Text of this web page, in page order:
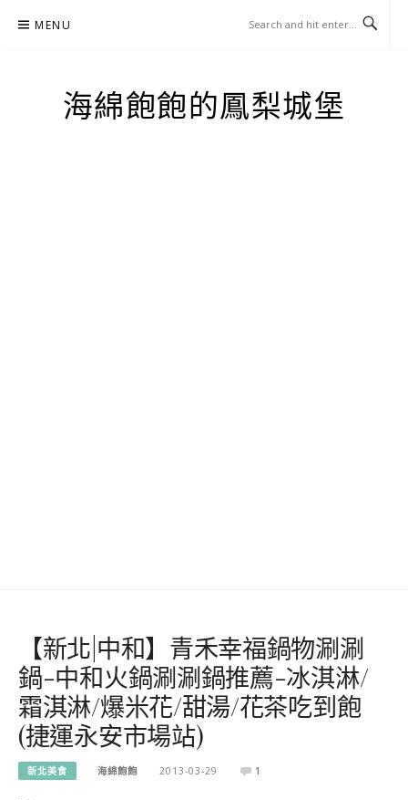
MENU
海綿飽飽的鳳梨城堡
【新北|中和】青禾幸福鍋物涮涮
鍋-中和火鍋涮涮鍋推薦-冰淇淋/
霜淇淋/爆米花/甜湯/花茶吃到飽
(捷運永安市場站)
新北美食 海綿飽飽 2013-03-29 1